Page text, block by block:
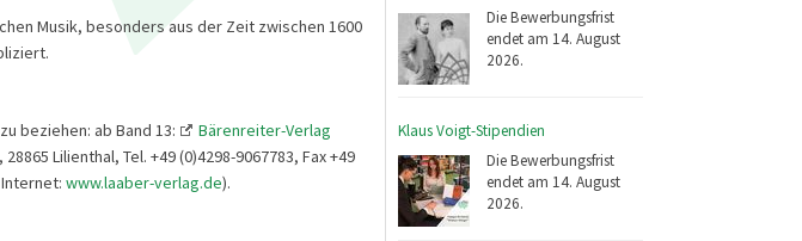
Die Bewerbungsfrist
endet am 14. August
2026.
Klaus Voigt-Stipendien
Die Bewerbungsfrist
endet am 14. August
2026.
Musik, besonders aus der Zeit zwischen 1600
beziehen: ab Band 13:
Bärenreiter-Verlag
Lilienthal, Tel. +49 (0)4298-9067783, Fax +49
www.laaber-verlag.de).